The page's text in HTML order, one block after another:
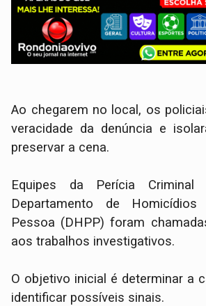
Ao chegarem no local, os
veracidade da denúncia e
preservar a cena.
​Equipes da Perícia
Departamento de
Pessoa (DHPP) foram
aos trabalhos investigativos.
O objetivo inicial é determinar a
identificar possíveis sinais.